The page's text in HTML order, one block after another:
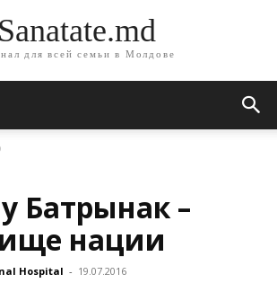
Sanatate.md
для всей семьи в Молдове
Батрынак –
нации
Hospital - 19.07.2016